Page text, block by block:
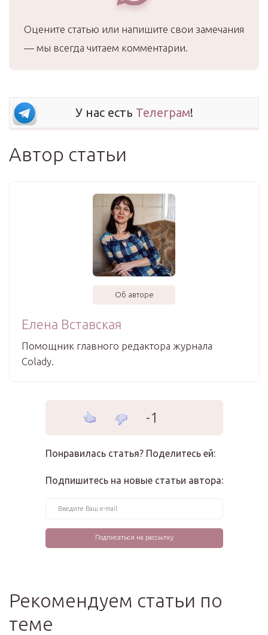
Оцените статью или напишите свои замечания
— мы всегда читаем комментарии.
У нас есть Телеграм!
Автор статьи
Об авторе
Елена Вставская
Помощник главного редактора журнала
Colady.
-1
Понравилась статья? Поделитесь ей:
Подпишитесь на новые статьи автора:
Рекомендуем статьи по
теме